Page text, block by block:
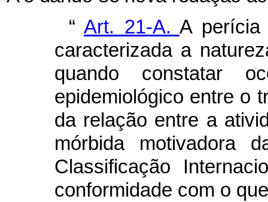
“Art. 21-A.A perícia
caracterizada a
quando constatar
epidemiológico entre o
da relação entre a
mórbida motivadora
Classificação
conformidade com o